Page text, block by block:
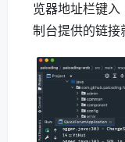
览器地址栏键入
制台提供的链接